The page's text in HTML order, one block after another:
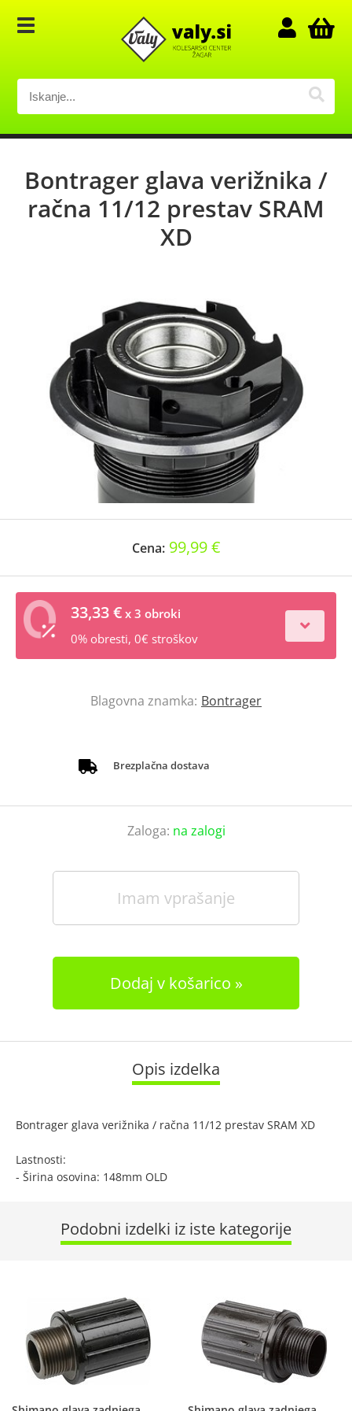
Bontrager glava verižnika /
račna 11/12 prestav SRAM
XD
Cena: 99,99 €
33,33 € x 3 obroki
0% obresti, 0€ stroškov
Blagovna znamka: Bontrager
Brezplačna dostava
Zaloga: na zalogi
Imam vprašanje
Dodaj v košarico
Opis izdelka
Bontrager glava verižnika / račna 11/12 prestav SRAM XD
Lastnosti:
- Širina osovina: 148mm OLD
Podobni izdelki iz iste kategorije